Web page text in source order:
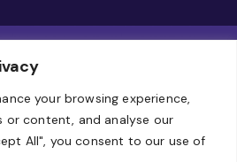
your browsing experience,
or content, and analyse our
All", you consent to our use of